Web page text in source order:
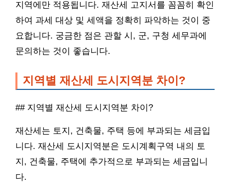
지역에만 적용됩니다. 재산세 고지서를 꼼꼼히 확인
하여 과세 대상 및 세액을 정확히 파악하는 것이 중
요합니다. 궁금한 점은 관할 시, 군, 구청 세무과에
문의하는 것이 좋습니다.
지역별 재산세 도시지역분 차이?
## 지역별 재산세 도시지역분 차이?
재산세는 토지, 건축물, 주택 등에 부과되는 세금입
니다. 재산세 도시지역분은 도시계획구역 내의 토
지, 건축물, 주택에 추가적으로 부과되는 세금입니
다.